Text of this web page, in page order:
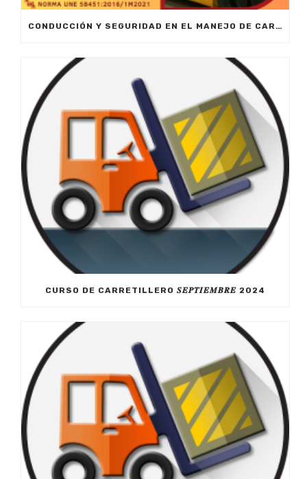
CONDUCCIÓN Y SEGURIDAD EN EL MANEJO DE CARRETILLAS ELEVADORAS
CURSO DE CARRETILLERO 𝑺𝑬𝑷𝑻𝑰𝑬𝑴𝑩𝑹𝑬 2024